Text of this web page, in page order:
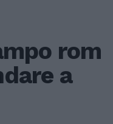
rom
a